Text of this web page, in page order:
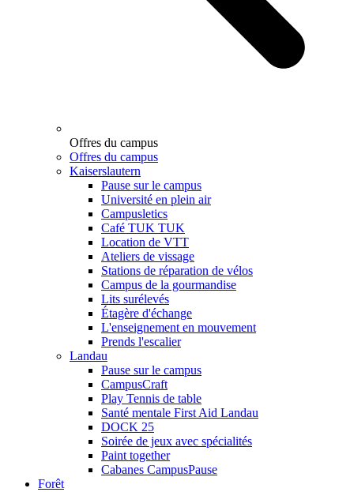
Offres du campus
Offres du campus
Kaiserslautern
Pause sur le campus
Université en plein air
Campusletics
Café TUK TUK
Location de VTT
Ateliers de vissage
Stations de réparation de vélos
Campus de la gourmandise
Lits surélevés
Étagère d'échange
L'enseignement en mouvement
Prends l'escalier
Landau
Pause sur le campus
CampusCraft
Play Tennis de table
Santé mentale First Aid Landau
DOCK 25
Soirée de jeux avec spécialités
Paint together
Cabanes CampusPause
Forêt